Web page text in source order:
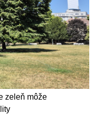
zeleň môže